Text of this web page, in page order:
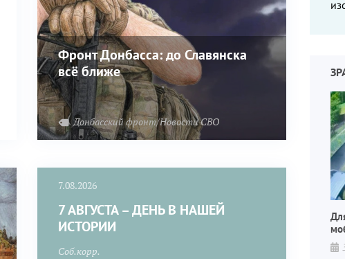
Новости Белоруссии
Фронт Донбасса: до Славянска
всё ближе
Донбасский фронт/Новости СВО
7.08.2026
7 АВГУСТА – ДЕНЬ В НАШЕЙ
ИСТОРИИ
Соб.корр.